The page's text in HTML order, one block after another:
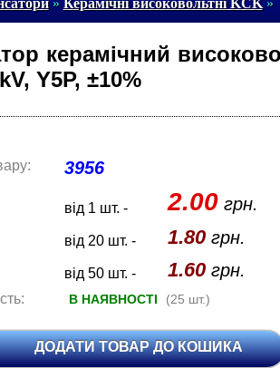
» Керамічні високовольтні KCK»
керамічний
Y5P, ±10%
3956
від 1 шт. - 2.00грн.
від 20 шт. - 1.80грн.
від 50 шт. - 1.60грн.
В НАЯВНОСТІ (25 шт.)
ДОДАТИ ТОВАР ДО КОШИКА